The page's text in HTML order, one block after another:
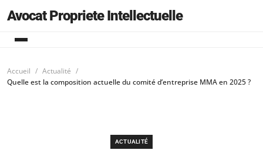
Avocat Propriete Intellectuelle
Accueil
Actualité
Quelle est la composition actuelle du comité d’entreprise MMA en 2025 ?
ACTUALITÉ